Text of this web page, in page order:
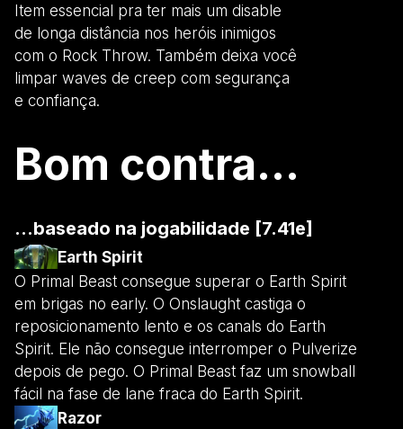
Item essencial pra ter mais um disable
de longa distância nos heróis inimigos
com o Rock Throw. Também deixa você
limpar waves de creep com segurança
e confiança.
Bom contra...
...baseado na jogabilidade [7.41e]
Earth Spirit
O Primal Beast consegue superar o Earth Spirit
em brigas no early. O Onslaught castiga o
reposicionamento lento e os canals do Earth
Spirit. Ele não consegue interromper o Pulverize
depois de pego. O Primal Beast faz um snowball
fácil na fase de lane fraca do Earth Spirit.
Razor